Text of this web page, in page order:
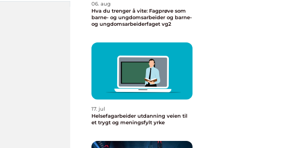
06. aug
Hva du trenger å vite: Fagprøve som
barne- og ungdomsarbeider og barne-
og ungdomsarbeiderfaget vg2
17. jul
Helsefagarbeider utdanning veien til
et trygt og meningsfylt yrke